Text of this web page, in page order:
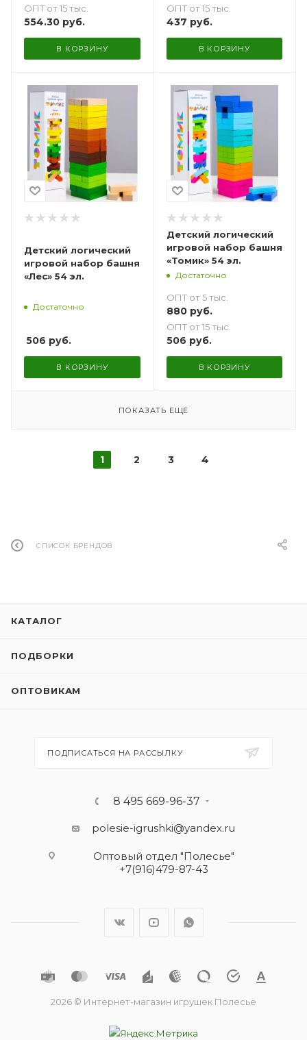
ОПТ от 15 тыс.
554.30 руб.
В КОРЗИНУ
ОПТ от 15 тыс.
437 руб.
В КОРЗИНУ
Детский логический
игровой набор башня
«Лес» 54 эл.
Достаточно
506 руб.
В КОРЗИНУ
Детский логический
игровой набор башня
«Томик» 54 эл.
Достаточно
ОПТ от 5 тыс.
880руб.
ОПТ от 15 тыс.
506 руб.
В КОРЗИНУ
ПОКАЗАТЬ ЕЩЕ
1 2 3 4
СПИСОК БРЕНДОВ
КАТАЛОГ
ПОДБОРКИ
ОПТОВИКАМ
ПОДПИСАТЬСЯ НА РАССЫЛКУ
8 495 669-96-37
polesie-igrushki@yandex.ru
Оптовый отдел "Полесье"
+7(916)479-87-43
2026 © Интернет-магазин игрушек Полесье